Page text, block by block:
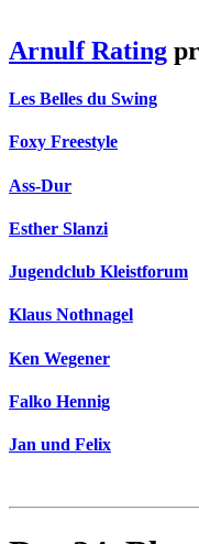
Arnulf Rating
Les Belles du Swing
Foxy Freestyle
Ass-Dur
Esther Slanzi
Jugendclub Kleistforum
Klaus Nothnagel
Ken Wegener
Falko Hennig
Jan und Felix